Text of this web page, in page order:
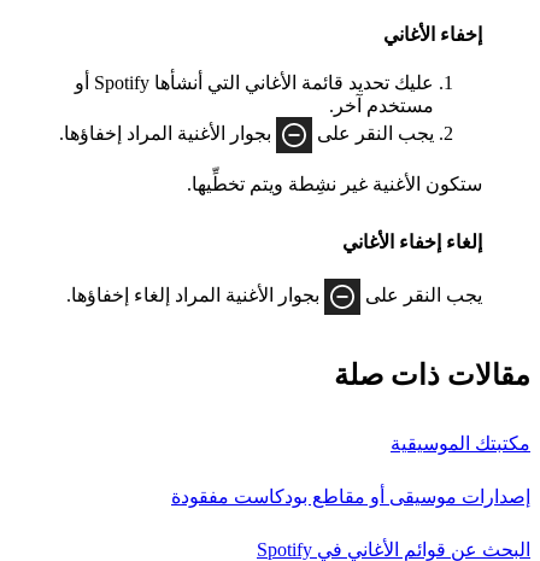
إخفاء الأغاني
عليك تحديد قائمة الأغاني التي أنشأها Spotify أو
مستخدم آخر.
يجب النقر على
بجوار الأغنية المراد إخفاؤها.
ستكون الأغنية غير نشِطة ويتم تخطِّيها.
إلغاء إخفاء الأغاني
يجب النقر على بجوار الأغنية المراد إلغاء إخفاؤها.
مقالات ذات صلة
مكتبتك الموسيقية
إصدارات موسيقى أو مقاطع بودكاست مفقودة
البحث عن قوائم الأغاني في Spotify